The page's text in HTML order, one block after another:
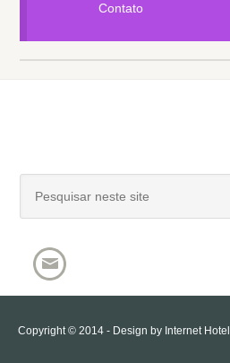
Contato
Copyright © 2014 - Design by Internet Hotel